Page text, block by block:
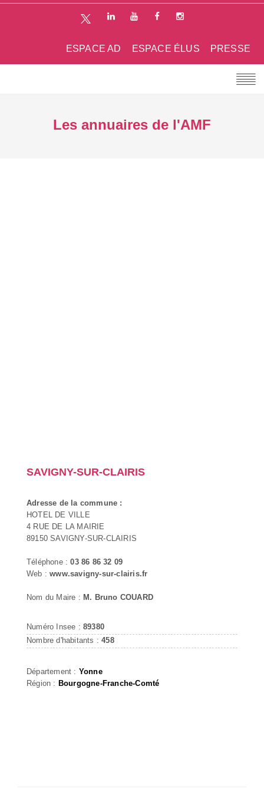
PRESSE
ESPACE ÉLUS
ESPACE AD
Les annuaires de l'AMF
SAVIGNY-SUR-CLAIRIS
Adresse de la commune :
HOTEL DE VILLE
4 RUE DE LA MAIRIE
89150 SAVIGNY-SUR-CLAIRIS
Téléphone :03 86 86 32 09
Web :www.savigny-sur-clairis.fr
Nom du Maire : M. Bruno COUARD
Numéro Insee : 89380
Nombre d'habitants :458
Département : Yonne
Région : Bourgogne-Franche-Comté